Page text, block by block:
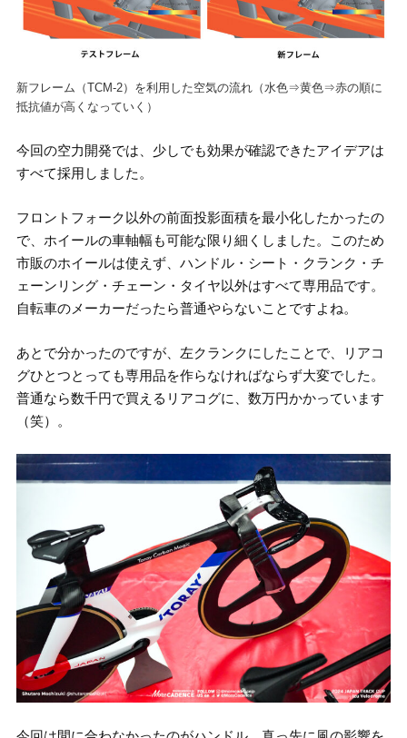
新フレーム（TCM-2）を利用した空気の流れ（水色⇒黄色⇒赤の順に
抵抗値が高くなっていく）
今回の空力開発では、少しでも効果が確認できたアイデアは
すべて採用しました。
フロントフォーク以外の前面投影面積を最小化したかったの
で、ホイールの車軸幅も可能な限り細くしました。このため
市販のホイールは使えず、ハンドル・シート・クランク・チ
ェーンリング・チェーン・タイヤ以外はすべて専用品です。
自転車のメーカーだったら普通やらないことですよね。
あとで分かったのですが、左クランクにしたことで、リアコ
グひとつとっても専用品を作らなければならず大変でした。
普通なら数千円で買えるリアコグに、数万円かかっています
（笑）。